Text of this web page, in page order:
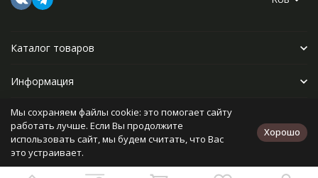
Каталог товаров
Информация
Прочее
Политика персональных данных
Мы сохраняем файлы cookie: это помогает сайту
работать лучше. Если Вы продолжите
использовать сайт, мы будем считать, что Вас
это устраивает.
Хорошо